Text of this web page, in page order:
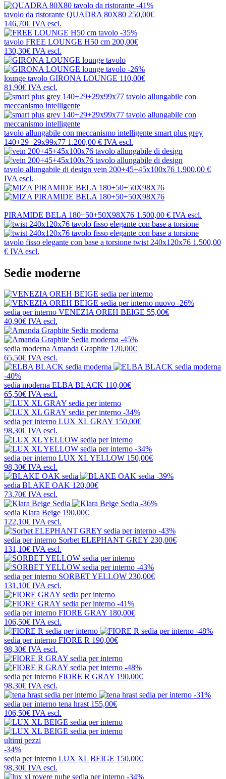
-41%
tavolo da ristorante QUADRA 80X80 250,00€
146,70€ IVA escl.
-35%
tavolo FREE LOUNGE H50 cm 200,00€
130,30€ IVA escl.
-26%
lounge tavolo GIRONA LOUNGE 110,00€
81,90€ IVA escl.
tavolo allungabile con meccanismo intelligente smart plus grey
140+29+29x99x77 1.200,00 € IVA escl.
tavolo allungabile di design vein 200+45+45x100x76 1.900,00 €
IVA escl.
PIRAMIDE BELA 180+50+50X98X76 1.500,00 € IVA escl.
tavolo fisso elegante con base a torsione twist 240x120x76 1.500,00
€ IVA escl.
Sedie moderne
nuovo -26%
sedia per interno VENEZIA OREH BEIGE 55,00€
40,90€ IVA escl.
-45%
sedia modernaAmanda Graphite 120,00€
65,50€ IVA escl.
-40%
sedia moderna ELBA BLACK 110,00€
65,50€ IVA escl.
-34%
sedia per interno LUX XL GRAY 150,00€
98,30€ IVA escl.
-34%
sedia per interno LUX XL YELLOW 150,00€
98,30€ IVA escl.
-39%
sedia BLAKE OAK 120,00€
73,70€ IVA escl.
-36%
sedia Klara Beige 190,00€
122,10€ IVA escl.
-43%
sedia per interno Sorbet ELEPHANT GREY 230,00€
131,10€ IVA escl.
-43%
sedia per interno SORBET YELLOW 230,00€
131,10€ IVA escl.
-41%
sedia per interno FIORE GRAY 180,00€
106,50€ IVA escl.
-48%
sedia per interno FIORE R 190,00€
98,30€ IVA escl.
-48%
sedia per interno FIORE R GRAY 190,00€
98,30€ IVA escl.
-31%
sedia per interno tena hrast 155,00€
106,50€ IVA escl.
ultimi pezzi
-34%
sedia per interno LUX XL BEIGE 150,00€
98,30€ IVA escl.
-34%